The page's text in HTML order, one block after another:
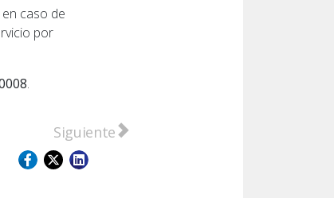
caso de
por
.
de robo agravado por escalamiento
Artículo siguiente: Hallaron el cuerpo de
Siguiente